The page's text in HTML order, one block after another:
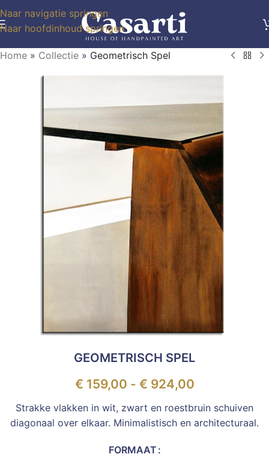
Naar navigatie springen
Naar hoofdinhoud springen
Home » Collectie » Geometrisch Spel
GEOMETRISCH SPEL
€ 159,00 - € 924,00
Strakke vlakken in wit, zwart en roestbruin schuiven
diagonaal over elkaar. Minimalistisch en architecturaal.
FORMAAT